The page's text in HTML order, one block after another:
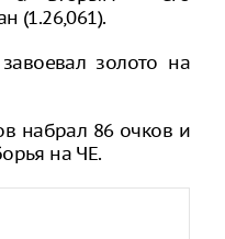
(1.26,061).
золото на
набрал 86 очков и
на ЧЕ.